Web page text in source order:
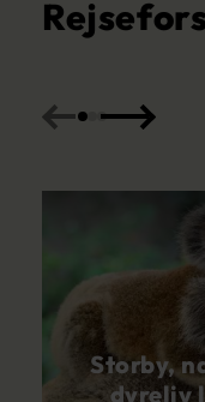
Storby,
dyreliv